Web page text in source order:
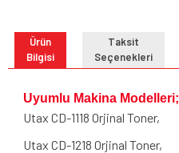
Ürün
Bilgisi
Taksit
Seçenekleri
Uyumlu Makina Modelleri;
Utax CD-1118 Orjinal Toner,
Utax CD-1218 Orjinal Toner,